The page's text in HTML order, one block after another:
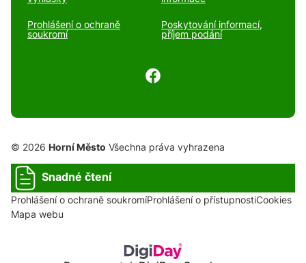
Prohlášení o ochraně
soukromí
Poskytování informací,
příjem podání
© 2026 Horní Město Všechna práva vyhrazena
Snadné čtení
Prohlášení o ochraně soukromíProhlášení o přístupnostiCookies
Mapa webu